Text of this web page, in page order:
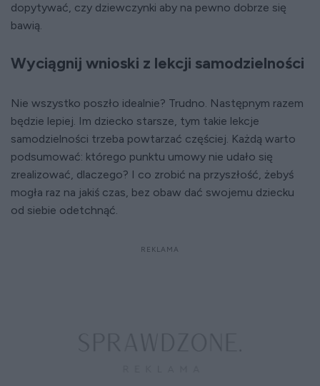
dopytywać, czy dziewczynki aby na pewno dobrze się
bawią.
Wyciągnij wnioski z lekcji samodzielności
Nie wszystko poszło idealnie? Trudno. Następnym razem
będzie lepiej. Im dziecko starsze, tym takie lekcje
samodzielności trzeba powtarzać częściej. Każdą warto
podsumować: którego punktu umowy nie udało się
zrealizować, dlaczego? I co zrobić na przyszłość, żebyś
mogła raz na jakiś czas, bez obaw dać swojemu dziecku
od siebie odetchnąć.